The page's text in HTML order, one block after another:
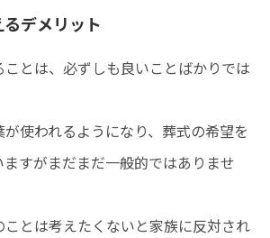
デメリット
とは、必ずしも良いことばかりでは
が使われるようになり、葬式の希望を
すがまだまだ一般的ではありませ
とは考えたくないと家族に反対され